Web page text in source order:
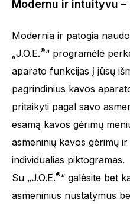
Modernu ir intuityvu –
Modernia ir patogia
„J.O.E.®“ programėlė
aparato funkcijas į jūsų
pagrindinius kavos
pritaikyti pagal savo
esamą kavos gėrimų
asmeninių kavos gėrimų
individualias piktogramas.
Su „J.O.E.®“ galėsite bet
asmeninius nustatymus